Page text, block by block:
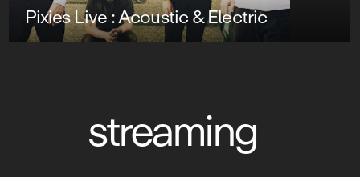
Pixies Live : Acoustic & Electric
streaming